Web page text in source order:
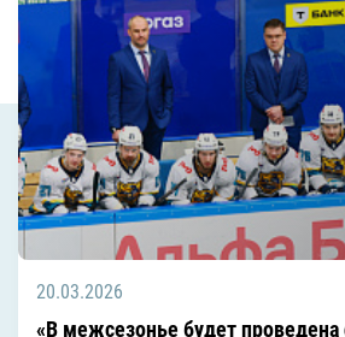
20.03.2026
«В межсезонье будет проведена